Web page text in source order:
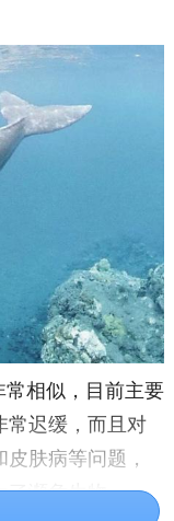
常相似，目前主要
常迟缓，而且对
肤病等问题，
了濒危生物。